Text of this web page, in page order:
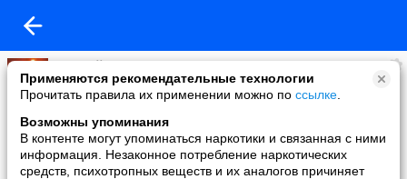
Применяются рекомендательные технологии
Прочитать правила их применении можно по ссылке
Возможны упоминания
В контенте могут упоминаться наркотики и связанная с ними
информация. Незаконное потребление наркотических
средств, психотропных веществ и их аналогов причиняет
Евгений Шунин
added a photo
24 Feb в 23:05